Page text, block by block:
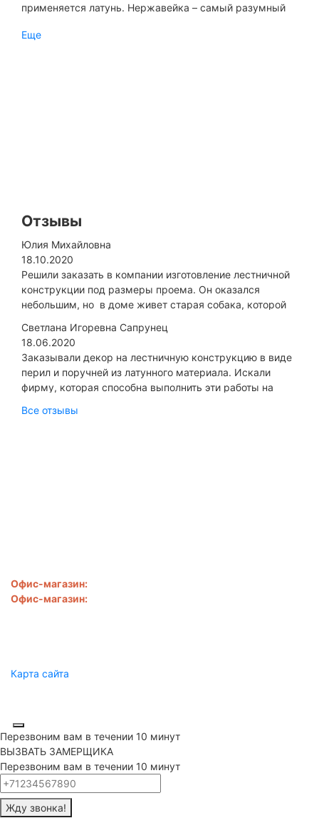
применяется латунь. Нержавейка – самый разумный
конструкцию планируется использовать в местах
Еще
Отзывы
Юлия Михайловна
18.10.2020
Решили заказать в компании изготовление лестничной
конструкции под размеры проема. Он оказался
небольшим, но в доме живет старая собака, которой
Светлана Игоревна Сапрунец
18.06.2020
Заказывали декор на лестничную конструкцию в виде
перил и поручней из латунного материала. Искали
фирму, которая способна выполнить эти работы на
длительную эксплуатацию...
Все отзывы
Офис-магазин:
Офис-магазин:
Карта сайта
Перезвоним вам в течении 10 минут
ВЫЗВАТЬ ЗАМЕРЩИКА
Перезвоним вам в течении 10 минут
Жду звонка!